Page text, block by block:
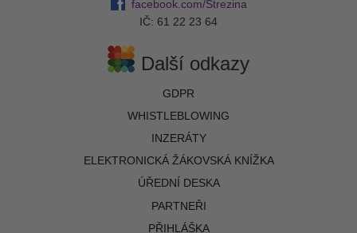
facebook.com/Strezina
IČ: 61 22 23 64
Další odkazy
GDPR
WHISTLEBLOWING
INZERÁTY
ELEKTRONICKÁ ŽÁKOVSKÁ KNÍŽKA
ÚŘEDNÍ DESKA
PARTNEŘI
PŘIHLÁŠKA